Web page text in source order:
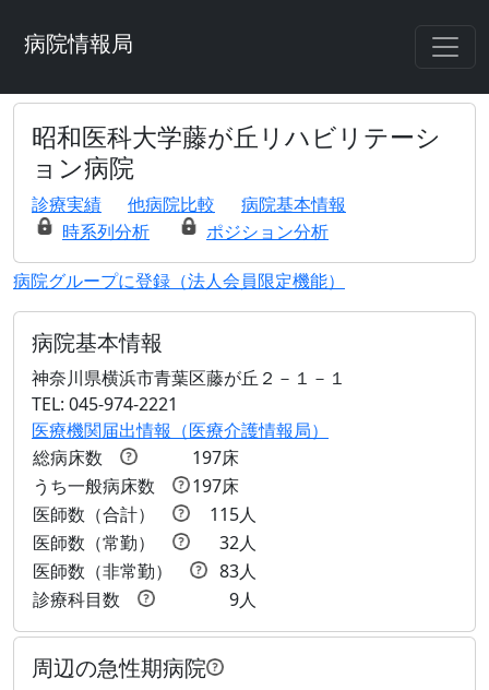
病院情報局
昭和医科大学藤が丘リハビリテーシ
ョン病院
診療実績 他病院比較
病院基本情報
時系列分析
ポジション分析
病院グループに登録（法人会員限定機能）
病院基本情報
神奈川県横浜市青葉区藤が丘２－１－１
TEL: 045-974-2221
医療機関届出情報（医療介護情報局）
総病床数
197床
うち一般病床数
197床
医師数（合計）
115人
医師数（常勤）
32人
医師数（非常勤）
83人
診療科目数
9人
周辺の急性期病院